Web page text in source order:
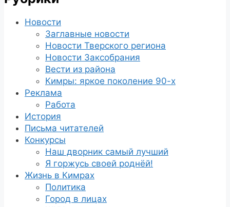
Новости
Заглавные новости
Новости Тверского региона
Новости Заксобрания
Вести из района
Кимры: яркое поколение 90-х
Реклама
Работа
История
Письма читателей
Конкурсы
Наш дворник самый лучший
Я горжусь своей роднёй!
Жизнь в Кимрах
Политика
Город в лицах